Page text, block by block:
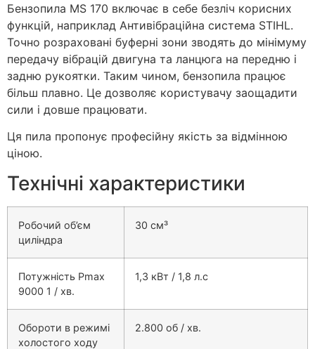
Бензопила MS 170 включає в себе безліч корисних
функцій, наприклад Антивібраційна система STIHL.
Точно розраховані буферні зони зводять до мінімуму
передачу вібрацій двигуна та ланцюга на передню і
задню рукоятки. Таким чином, бензопила працює
більш плавно. Це дозволяє користувачу заощадити
сили і довше працювати.
Ця пила пропонує професійну якість за відмінною
ціною.
Технічні характеристики
Робочий об’єм
циліндра
30 см³
Потужність Pmax
9000 1 / хв.
1,3 кВт / 1,8 л.с
Обороти в режимі
холостого ходу
2.800 об / хв.